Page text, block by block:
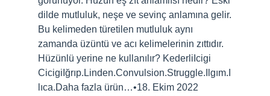
dilde mutluluk, neşe ve sevinç anlamına gelir.
Bu kelimeden türetilen mutluluk aynı
zamanda üzüntü ve acı kelimelerinin zıttıdır.
Hüzünlü yerine ne kullanılır? KederliIcigi
CicigiIğrıp.Linden.Convulsion.Struggle.Ilgım.I
lıca.Daha fazla ürün…•18. Ekim 2022